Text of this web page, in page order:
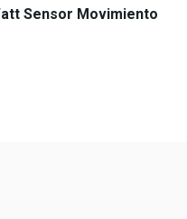
Sensor Movimiento